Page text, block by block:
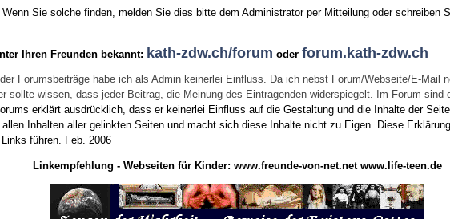
Sie solche finden, melden Sie dies bitte dem Administrator per Mitteilung oder schreiben
Ihren Freunden bekannt: kath-zdw.ch/forum oderforum.kath-zdw.ch
Forumsbeiträge habe ich als Admin keinerlei Einfluss. Da ich nebst Forum/Webseite/E-
sollte wissen, dass jeder Beitrag, die Meinung des Eintragenden widerspiegelt. Im Forum sind
erklärt ausdrücklich, dass er keinerlei Einfluss auf die Gestaltung und die Inhalte der
Inhalten aller gelinkten Seiten und macht sich diese Inhalte nicht zu Eigen. Diese
führen. Feb. 2006
Linkempfehlung - Webseiten für Kinder: www.freunde-von-net.net www.life-teen.de